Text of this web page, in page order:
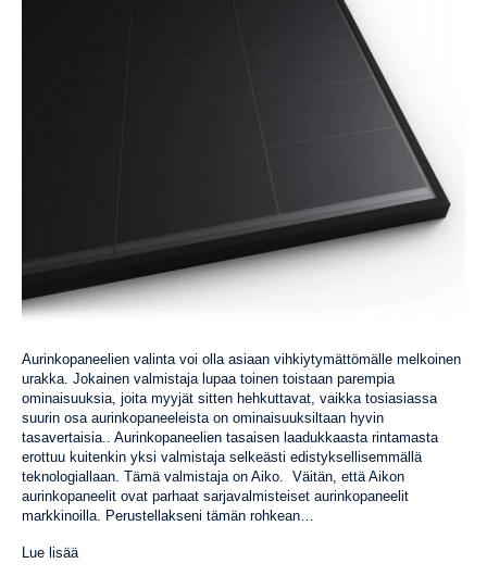
Aurinkopaneelien valinta voi olla asiaan vihkiytymättömälle melkoinen
urakka. Jokainen valmistaja lupaa toinen toistaan parempia
ominaisuuksia, joita myyjät sitten hehkuttavat, vaikka tosiasiassa
suurin osa aurinkopaneeleista on ominaisuuksiltaan hyvin
tasavertaisia.. Aurinkopaneelien tasaisen laadukkaasta rintamasta
erottuu kuitenkin yksi valmistaja selkeästi edistyksellisemmällä
teknologiallaan. Tämä valmistaja on Aiko. Väitän, että Aikon
aurinkopaneelit ovat parhaat sarjavalmisteiset aurinkopaneelit
markkinoilla. Perustellakseni tämän rohkean…
Lue lisää